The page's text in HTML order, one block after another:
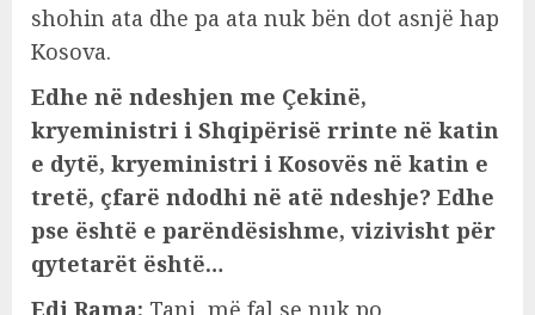
shohin ata dhe pa ata nuk bën dot asnjë hap
Kosova.
Edhe në ndeshjen me Çekinë,
kryeministri i Shqipërisë rrinte në katin
e dytë, kryeministri i Kosovës në katin e
tretë, çfarë ndodhi në atë ndeshje? Edhe
pse është e parëndësishme, vizivisht për
qytetarët është…
Edi Rama: Tani, më fal se nuk po